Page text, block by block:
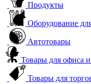
Продукты
Оборудование
Автотовары
Товары для офиса
Товары для